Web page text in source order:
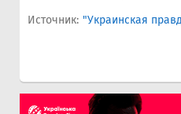
Источник: "Украинская